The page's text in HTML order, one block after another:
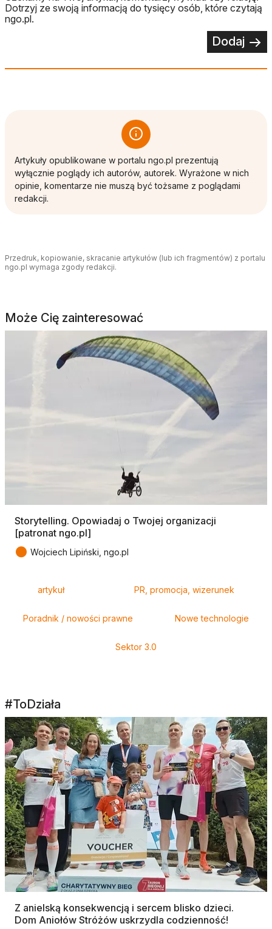
Dotrzyj ze swoją informacją do tysięcy osób, które czytają
ngo.pl.
Dodaj
Artykuły opublikowane w portalu ngo.pl prezentują
wyłącznie poglądy ich autorów, autorek. Wyrażone w nich
opinie, komentarze nie muszą być tożsame z poglądami
redakcji.
Przedruk, kopiowanie, skracanie artykułów (lub ich fragmentów) z portalu
ngo.pl wymaga zgody redakcji.
Może Cię zainteresować
Storytelling. Opowiadaj o Twojej organizacji
[patronat ngo.pl]
● Wojciech Lipiński, ngo.pl
artykuł PR, promocja, wizerunek
Poradnik / nowości prawne Nowe technologie
Sektor 3.0
#ToDziała
Z anielską konsekwencją i sercem blisko dzieci.
Dom Aniołów Stróżów uskrzydla codzienność!